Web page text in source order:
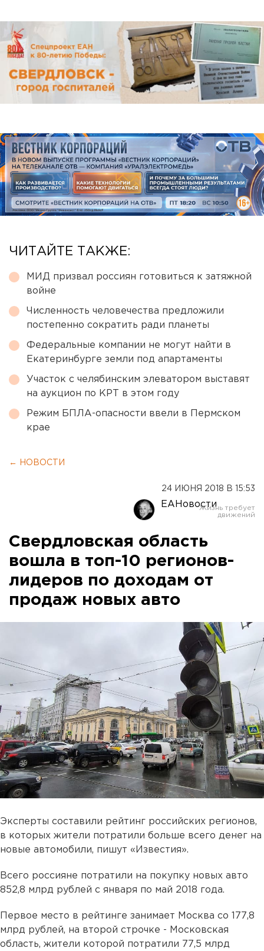
ЧИТАЙТЕ ТАКЖЕ:
МИД призвал россиян готовиться к затяжной
войне
Численность человечества предложили
постепенно сократить ради планеты
Федеральные компании не могут найти в
Екатеринбурге земли под апартаменты
Участок с челябинским элеватором выставят
на аукцион по КРТ в этом году
Режим БПЛА-опасности ввели в Пермском
крае
← НОВОСТИ
24 ИЮНЯ 2018 В 15:53
ЕАНовости
Свердловская область
вошла в топ-10 регионов-
лидеров по доходам от
продаж новых авто
Эксперты составили рейтинг российских регионов,
в которых жители потратили больше всего денег на
новые автомобили, пишут «Известия».
Всего россияне потратили на покупку новых авто
852,8 млрд рублей с января по май 2018 года.
Первое место в рейтинге занимает Москва со 177,8
млрд рублей, на второй строчке - Московская
область, жители которой потратили 77,5 млрд